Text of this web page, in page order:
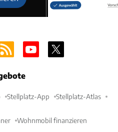
Stellplatz-App Stellplatz-Atlas
Wohnmobil finanzieren